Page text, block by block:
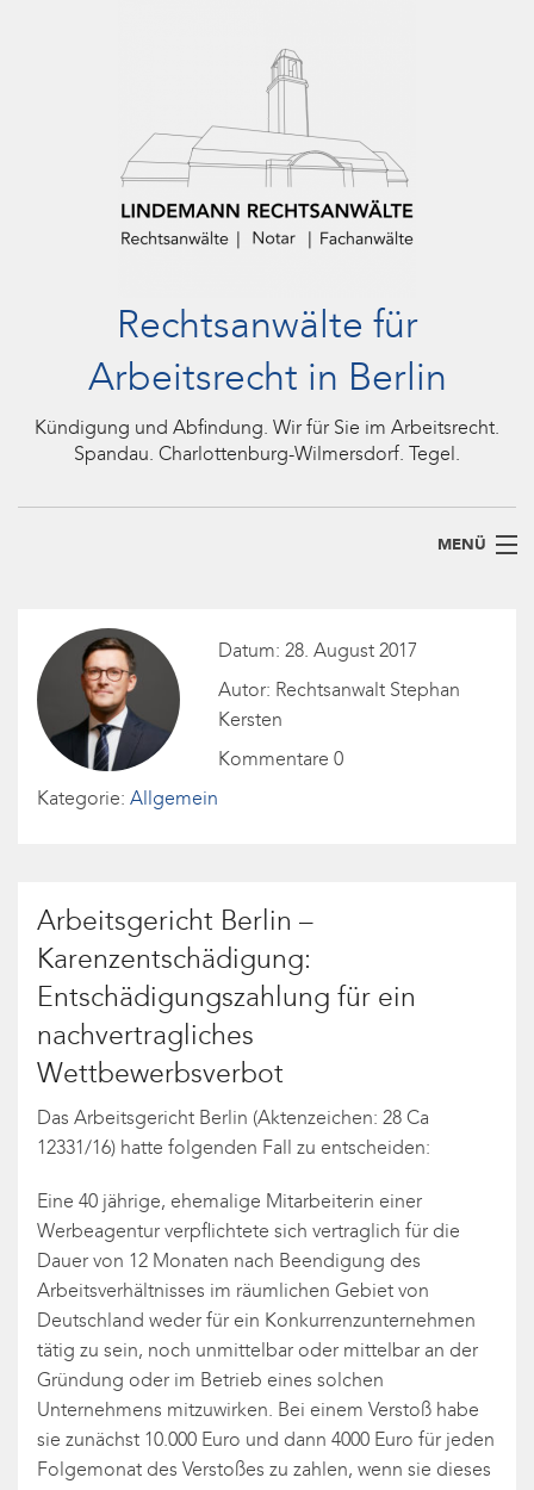
Rechtsanwälte für
Arbeitsrecht in Berlin
Kündigung und Abfindung. Wir für Sie im Arbeitsrecht.
Spandau. Charlottenburg-Wilmersdorf. Tegel.
MENÜ
Arbeitsrecht für Arbeitnehmer
Arbeitsrecht für Arbeitgeber
So erreichen Sie uns +49 (30) 36 75 30-23
Datum: 28. August 2017
Autor: Rechtsanwalt Stephan
Kersten
Kommentare 0
Kategorie: Allgemein
Arbeitsgericht Berlin –
Karenzentschädigung:
Entschädigungszahlung für ein
nachvertragliches
Wettbewerbsverbot
Das Arbeitsgericht Berlin (Aktenzeichen: 28 Ca
12331/16) hatte folgenden Fall zu entscheiden:
Eine 40 jährige, ehemalige Mitarbeiterin einer
Werbeagentur verpflichtete sich vertraglich für die
Dauer von 12 Monaten nach Beendigung des
Arbeitsverhältnisses im räumlichen Gebiet von
Deutschland weder für ein Konkurrenzunternehmen
tätig zu sein, noch unmittelbar oder mittelbar an der
Gründung oder im Betrieb eines solchen
Unternehmens mitzuwirken. Bei einem Verstoß habe
sie zunächst 10.000 Euro und dann 4000 Euro für jeden
Folgemonat des Verstoßes zu zahlen, wenn sie dieses